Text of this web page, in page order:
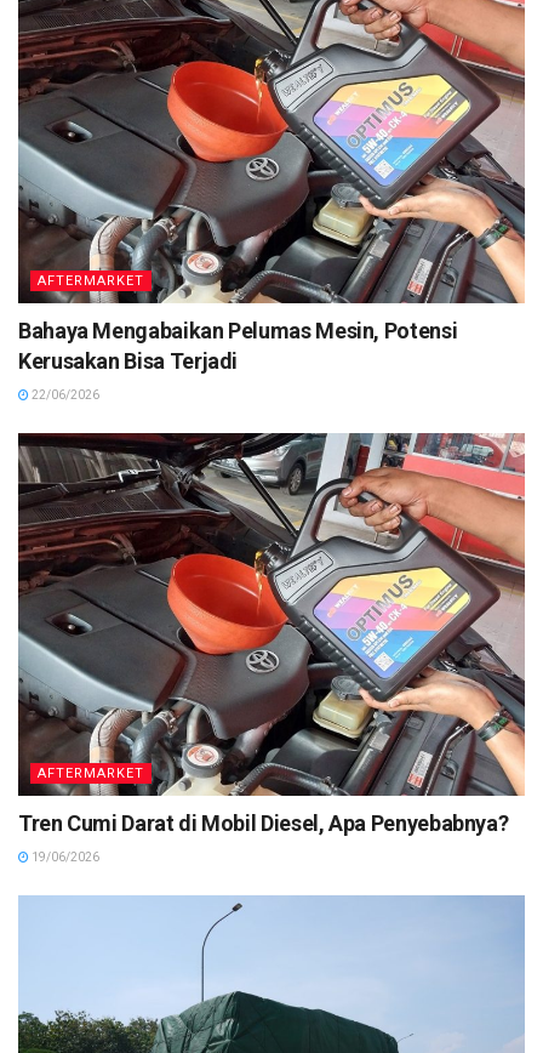
AFTERMARKET
Bahaya Mengabaikan Pelumas Mesin, Potensi
Kerusakan Bisa Terjadi
22/06/2026
AFTERMARKET
Tren Cumi Darat di Mobil Diesel, Apa Penyebabnya?
19/06/2026